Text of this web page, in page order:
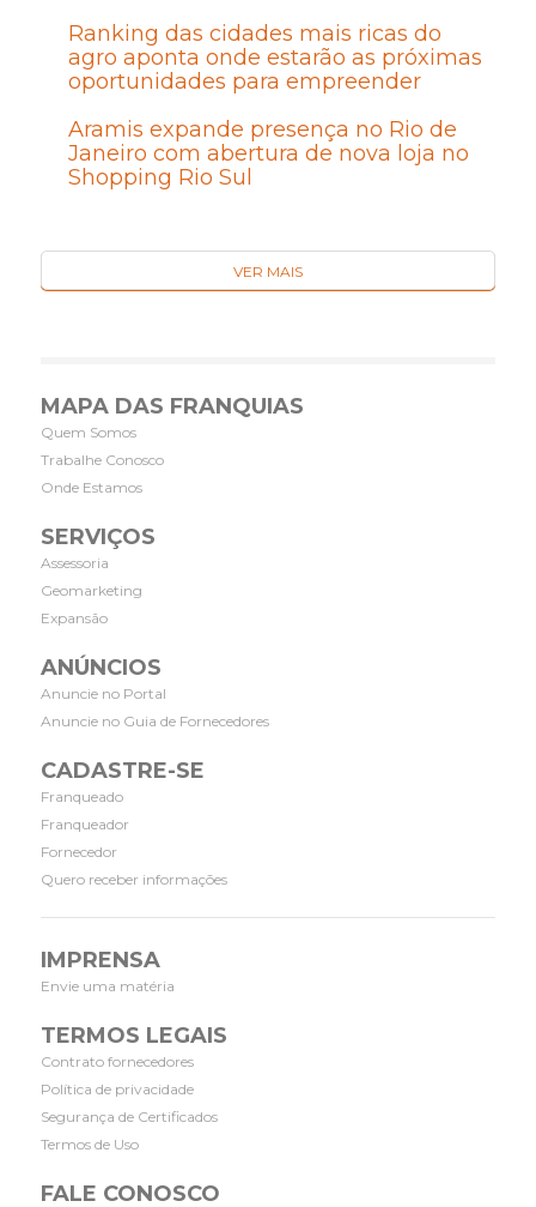
Ranking das cidades mais ricas do
agro aponta onde estarão as próximas
oportunidades para empreender
Aramis expande presença no Rio de
Janeiro com abertura de nova loja no
Shopping Rio Sul
VER MAIS
MAPA DAS FRANQUIAS
Quem Somos
Trabalhe Conosco
Onde Estamos
SERVIÇOS
Assessoria
Geomarketing
Expansão
ANÚNCIOS
Anuncie no Portal
Anuncie no Guia de Fornecedores
CADASTRE-SE
Franqueado
Franqueador
Fornecedor
Quero receber informações
IMPRENSA
Envie uma matéria
TERMOS LEGAIS
Contrato fornecedores
Política de privacidade
Segurança de Certificados
Termos de Uso
FALE CONOSCO